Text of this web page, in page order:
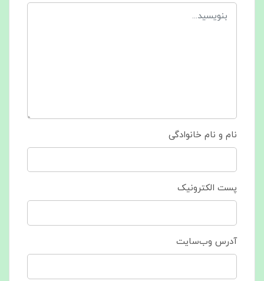
نام و نام خانوادگی
پست الکترونیک
آدرس وب‌سایت